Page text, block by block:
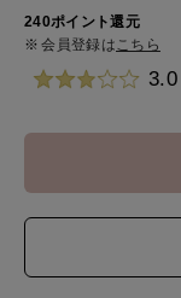
240ポイント還元
会員登録は こちら
3.0